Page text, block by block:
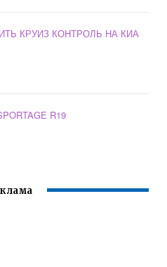
КРУИЗ КОНТРОЛЬ НА КИА
R19